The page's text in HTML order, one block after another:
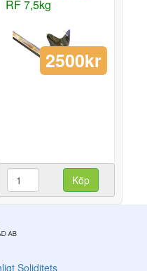
RF 7,5kg
2500kr
Köp